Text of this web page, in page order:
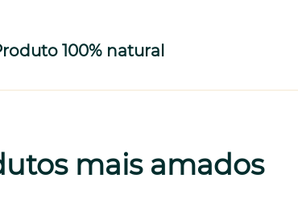
100% natural
mais amados